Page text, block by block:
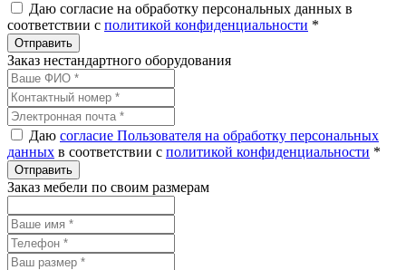
Даю согласие на обработку персональных данных в
соответствии с политикой конфиденциальности *
Заказ нестандартного оборудования
Даю согласие Пользователя на обработку персональных
данных в соответствии с политикой конфиденциальности *
Заказ мебели по своим размерам